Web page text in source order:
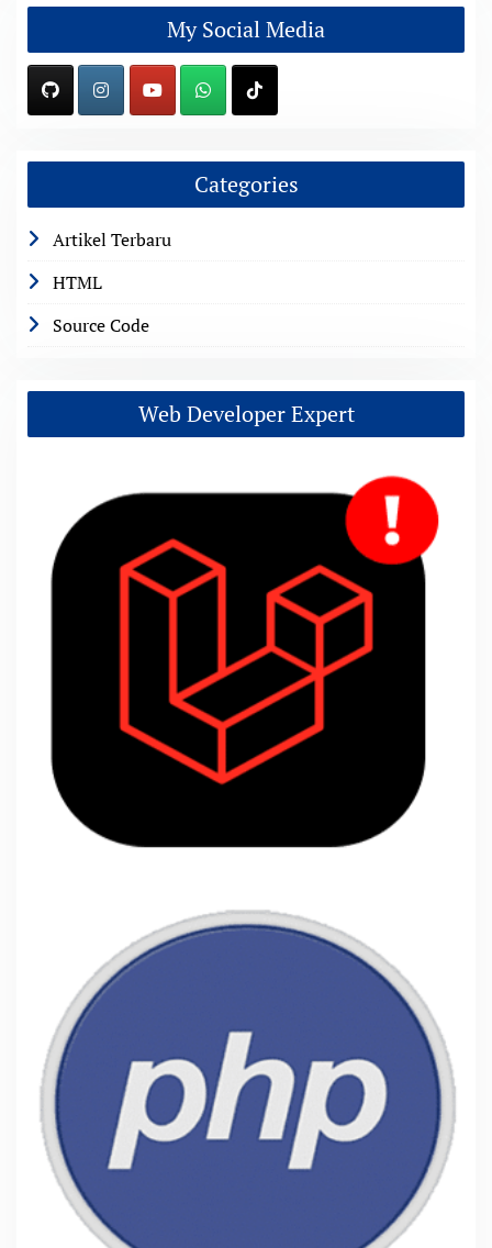
My Social Media
Categories
Artikel Terbaru
HTML
Source Code
Web Developer Expert